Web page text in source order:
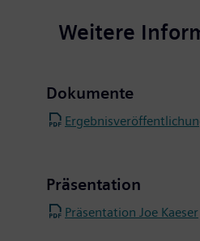
Weitere
Dokumente
Präsentation
Präsentation Joe Kaeser